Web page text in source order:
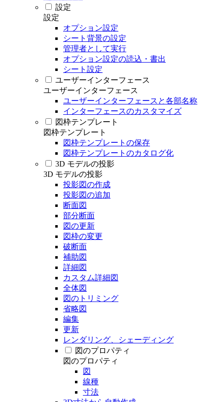
設定
設定
オプション設定
シート背景の設定
管理者として実行
オプション設定の読込・書出
シート設定
ユーザーインターフェース
ユーザーインターフェース
ユーザーインターフェースと各部名称
インターフェースのカスタマイズ
図枠テンプレート
図枠テンプレート
図枠テンプレートの保存
図枠テンプレートのカタログ化
3D モデルの投影
3D モデルの投影
投影図の作成
投影図の追加
断面図
部分断面
図の更新
図枠の変更
破断面
補助図
詳細図
カスタム詳細図
全体図
図のトリミング
省略図
編集
更新
レンダリング、シェーディング
図のプロパティ
図のプロパティ
図
線種
寸法